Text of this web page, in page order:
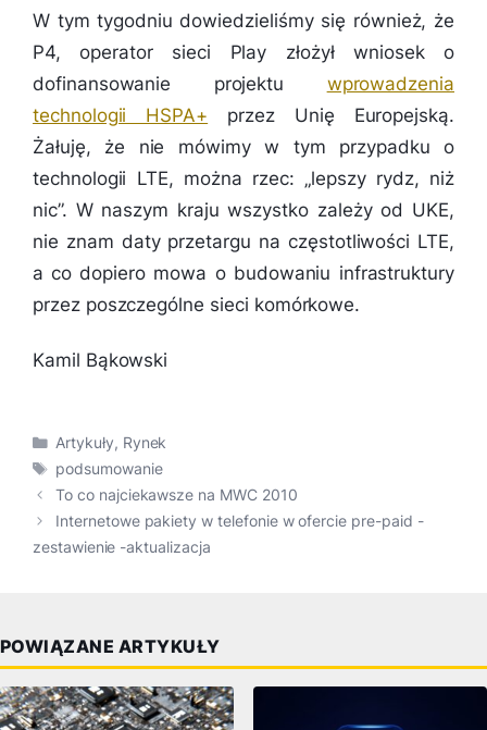
W tym tygodniu dowiedzieliśmy się również, że
P4, operator sieci Play złożył wniosek o
dofinansowanie projektu wprowadzenia
technologii HSPA+ przez Unię Europejską.
Żałuję, że nie mówimy w tym przypadku o
technologii LTE, można rzec: „lepszy rydz, niż
nic”. W naszym kraju wszystko zależy od UKE,
nie znam daty przetargu na częstotliwości LTE,
a co dopiero mowa o budowaniu infrastruktury
przez poszczególne sieci komórkowe.
Kamil Bąkowski
Kategorie
Artykuły, Rynek
Tagi
podsumowanie
To co najciekawsze na MWC 2010
Internetowe pakiety w telefonie w ofercie pre-paid -
zestawienie -aktualizacja
POWIĄZANE ARTYKUŁY